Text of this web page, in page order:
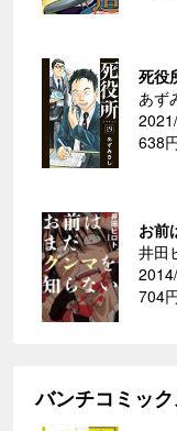
死役
あず
638
お前
井田
704
バンチコミッ